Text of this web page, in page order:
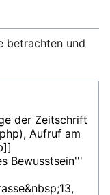
betrachten und